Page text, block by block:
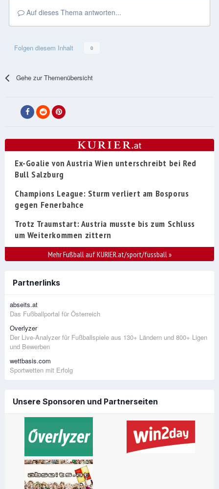
Auf dieses Thema antworten...
Folgen diesem Inhalt 0
Gehe zur Themenübersicht
Ex-Goalie von Austria Wien unterschreibt bei Red
Bull Salzburg
Champions League: Sturm verliert am Bosporus
gegen Fenerbahce
Trotz Traumstart: Austria musste bis zum Schluss
um Weiterkommen zittern
Mehr Fußball auf KURIER.at/sport/fussball»
Partnerlinks
abseits.at
Das Fußballportal für Österreich
Overlyzer
Der Live-Analyzer für Fußballspiele aus 130+ Ländern und 800+ Ligen
und Bewerben
wettbasis.com
Sportwetten mit Erfolg
Unsere Sponsoren und Partnerseiten